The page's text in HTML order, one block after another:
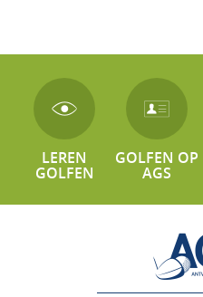
LEREN
GOLFEN
GOLFEN OP
AGS